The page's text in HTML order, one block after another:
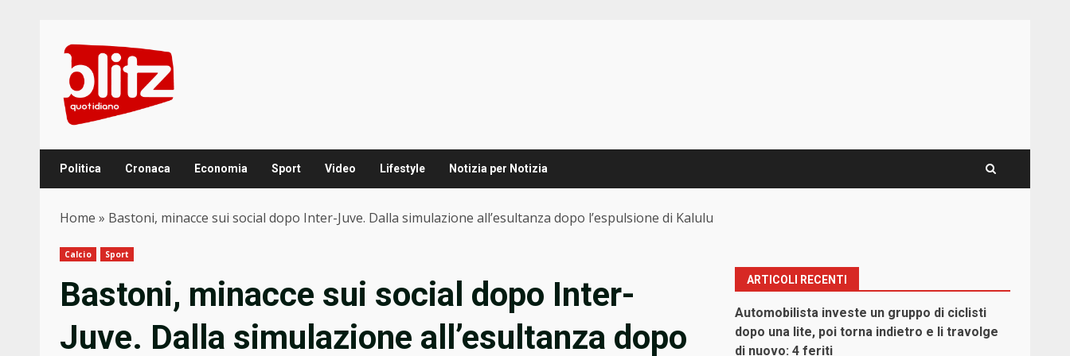
content
Politica Cronaca Economia Sport Video Lifestyle Notizia per Notizia
Home » Bastoni, minacce sui social dopo Inter-Juve. Dalla simulazione all’esultanza dopo l’espulsione di Kalulu
Calcio Sport
Bastoni, minacce sui social dopo Inter-
Juve. Dalla simulazione all’esultanza dopo
ARTICOLI RECENTI
Automobilista investe un gruppo di ciclisti
dopo una lite, poi torna indietro e li travolge
di nuovo: 4 feriti